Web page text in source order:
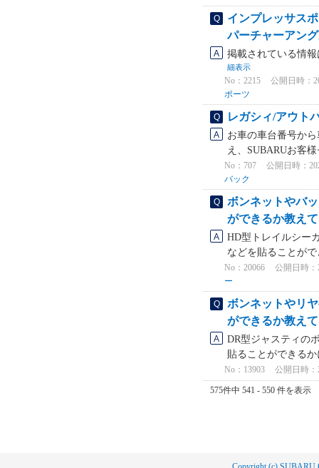
インプレッサス
パーチャーアン
掲載されている情
細表示
No：2215
公開日時：
ポーツ
レガシィ/アウト
お車の車台番号か
え、SUBARUお客
No：707
公開日時：
バック
ボンネットやバ
ができるか教え
HD型トレイルシー
などを貼ることが
No：20066
公開日時：
ー
ボンネットやリ
ができるか教え
DR型ジャスティの
貼ることができる
No：13903 公開日時：
575件中 541 - 550 件を表示